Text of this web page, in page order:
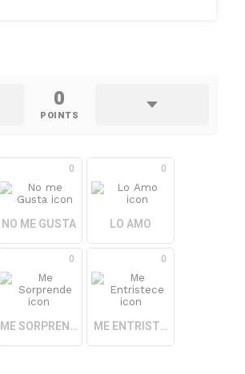
0
POINTS
0
NO ME GUSTA
0
LO AMO
0
ME SORPRENDE
0
ME ENTRISTECE